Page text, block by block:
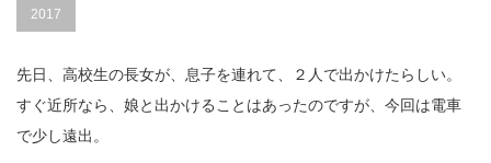
2017
先日、高校生の長女が、息子を連れて、２人で出かけたらしい。
すぐ近所なら、娘と出かけることはあったのですが、今回は電車
で少し遠出。